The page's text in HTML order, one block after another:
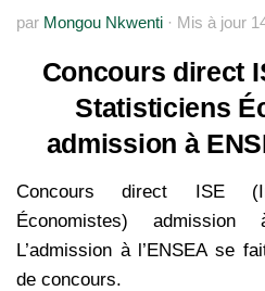
par Mongou Nkwenti · Mis à jour
Concours direct
Statisticiens
admission à
Concours direct ISE
Économistes) admission
L’admission à l’ENSEA se
de concours.